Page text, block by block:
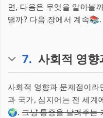
면, 다음은 무엇을 알아볼
떨까? 다음 장에서 계속📚.
7. 사회적 영향
사회적 영향과 문제점이
과 국가, 심지어는 전 세계
🌍.그냥 통증을 날려주는